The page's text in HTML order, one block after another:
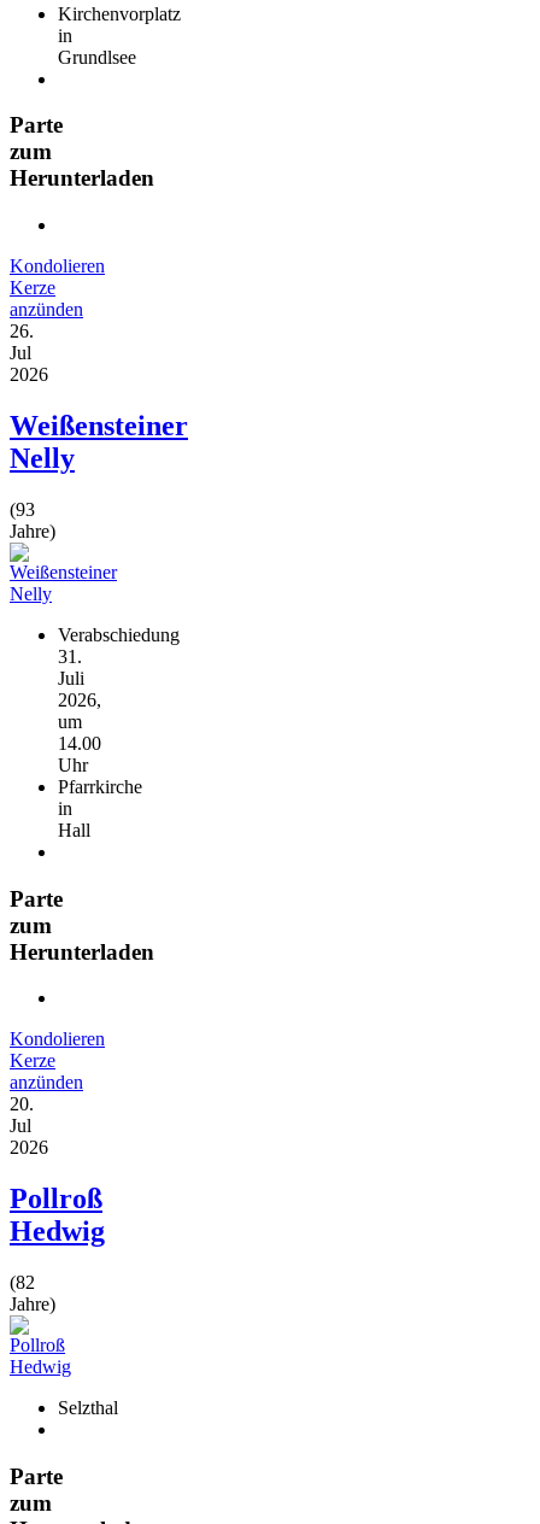
Kirchenvorplatz
in
Grundlsee
Parte
zum
Herunterladen
Kondolieren
Kerze
anzünden
26.
Jul
2026
Weißensteiner
Nelly
(93
Jahre)
Verabschiedung
31.
Juli
2026,
um
14.00
Uhr
Pfarrkirche
in
Hall
Parte
zum
Herunterladen
Kondolieren
Kerze
anzünden
20.
Jul
2026
Pollroß
Hedwig
(82
Jahre)
Selzthal
Parte
zum